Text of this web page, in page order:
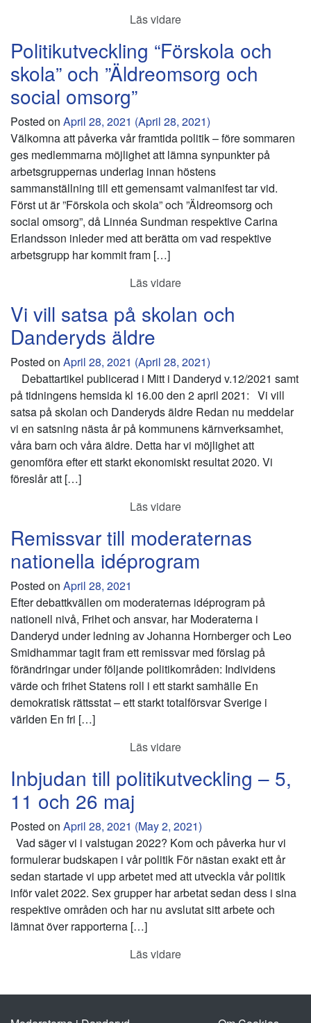
Läs vidare
Politikutveckling “Förskola och
skola” och ”Äldreomsorg och
social omsorg”
Posted on April 28, 2021 (April 28, 2021)
Välkomna att påverka vår framtida politik – före sommaren
ges medlemmarna möjlighet att lämna synpunkter på
arbetsgruppernas underlag innan höstens
sammanställning till ett gemensamt valmanifest tar vid.
Först ut är ”Förskola och skola” och ”Äldreomsorg och
social omsorg”, då Linnéa Sundman respektive Carina
Erlandsson inleder med att berätta om vad respektive
arbetsgrupp har kommit fram […]
Läs vidare
Vi vill satsa på skolan och
Danderyds äldre
Posted on April 28, 2021 (April 28, 2021)
Debattartikel publicerad i Mitt i Danderyd v.12/2021 samt
på tidningens hemsida kl 16.00 den 2 april 2021: Vi vill
satsa på skolan och Danderyds äldre Redan nu meddelar
vi en satsning nästa år på kommunens kärnverksamhet,
våra barn och våra äldre. Detta har vi möjlighet att
genomföra efter ett starkt ekonomiskt resultat 2020. Vi
föreslår att […]
Läs vidare
Remissvar till moderaternas
nationella idéprogram
Posted on April 28, 2021
Efter debattkvällen om moderaternas idéprogram på
nationell nivå, Frihet och ansvar, har Moderaterna i
Danderyd under ledning av Johanna Hornberger och Leo
Smidhammar tagit fram ett remissvar med förslag på
förändringar under följande politikområden: Individens
värde och frihet Statens roll i ett starkt samhälle En
demokratisk rättsstat – ett starkt totalförsvar Sverige i
världen En fri […]
Läs vidare
Inbjudan till politikutveckling – 5,
11 och 26 maj
Posted on April 28, 2021 (May 2, 2021)
Vad säger vi i valstugan 2022? Kom och påverka hur vi
formulerar budskapen i vår politik För nästan exakt ett år
sedan startade vi upp arbetet med att utveckla vår politik
inför valet 2022. Sex grupper har arbetat sedan dess i sina
respektive områden och har nu avslutat sitt arbete och
lämnat över rapporterna […]
Läs vidare